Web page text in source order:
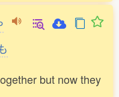
but now they